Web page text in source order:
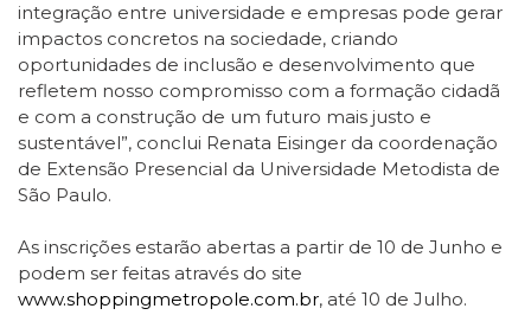
integração entre universidade e empresas pode gerar
impactos concretos na sociedade, criando
oportunidades de inclusão e desenvolvimento que
refletem nosso compromisso com a formação cidadã
e com a construção de um futuro mais justo e
sustentável”, conclui Renata Eisinger da coordenação
de Extensão Presencial da Universidade Metodista de
São Paulo.
As inscrições estarão abertas a partir de 10 de Junho e
podem ser feitas através do site
www.shoppingmetropole.com.br, até 10 de Julho.